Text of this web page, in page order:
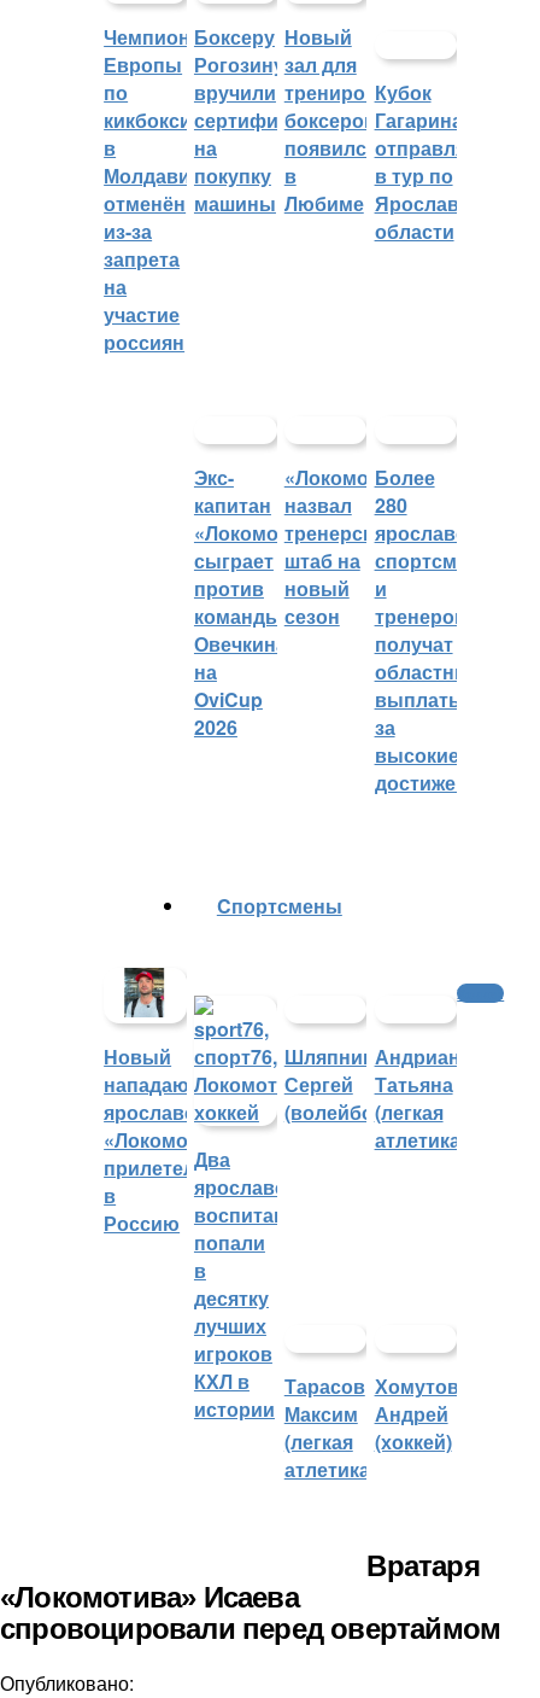
Чемпионат
Европы
по
кикбоксингу
в
Молдавии
отменён
из-за
запрета
на
участие
россиян
Боксеру
Рогозину
вручили
сертификат
на
покупку
машины
Новый
зал для
тренировок
боксеров
появился
в
Любиме
Кубок
Гагарина
отправляется
в тур по
Ярославской
области
Экс-
капитан
«Локомотива»
сыграет
против
команды
Овечкина
на
OviCup
2026
«Локомотив»
назвал
тренерский
штаб на
новый
сезон
Более
280
ярославских
спортсменов
и
тренеров
получат
областные
выплаты
за
высокие
достижения
Новый
нападающий
ярославского
«Локомотива»
прилетел
в
Россию
Cпортсмены
Два
ярославских
воспитанника
попали
в
десятку
лучших
игроков
КХЛ в
истории
Шляпников
Сергей
(волейбол)
Андрианова
Татьяна
(легкая
атлетика)
Тарасов
Максим
(легкая
атлетика)
Хомутов
Андрей
(хоккей)
Хоккей
Вратаря
«Локомотива» Исаева
спровоцировали перед овертаймом
Опубликовано: